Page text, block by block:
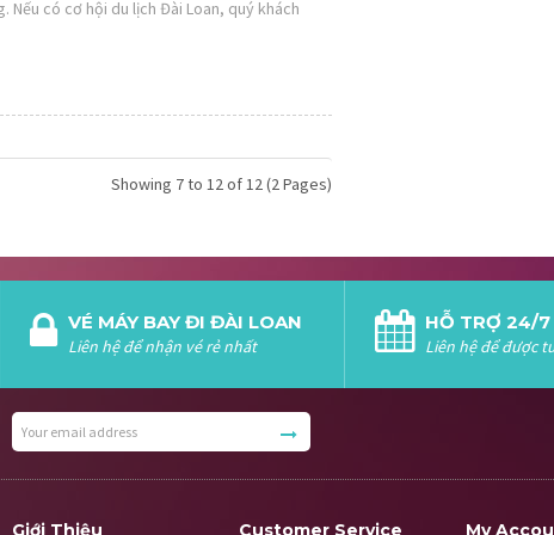
Nếu có cơ hội du lịch Đài Loan, quý khách
Showing 7 to 12 of 12 (2 Pages)
VÉ MÁY BAY ĐI ĐÀI LOAN
Liên hệ để nhận vé rẻ nhất
HỖ TRỢ 24/7
Liên hệ để được
Giới Thiệu Customer Service My